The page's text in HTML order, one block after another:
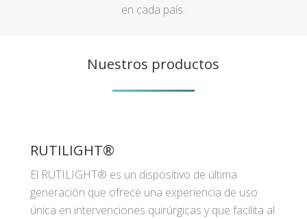
en cada país.
Nuestros productos
RUTILIGHT®
El RUTILIGHT® es un dispositivo de última
generación que ofrece una experiencia de uso
única en intervenciones quirúrgicas y que facilita al